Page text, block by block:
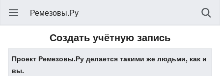
Ремезовы.Ру
Создать учётную запись
Проект Ремезовы.Ру делается такими же людьми, как и
вы.